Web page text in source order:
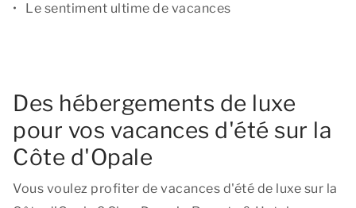
Le sentiment ultime de vacances
Des hébergements de luxe
pour vos vacances d'été sur la
Côte d'Opale
Vous voulez profiter de vacances d'été de luxe sur la